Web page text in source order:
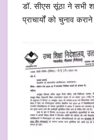
डॉ. सीएस सूंठा ने सभी
प्राचार्यों को चुनाव